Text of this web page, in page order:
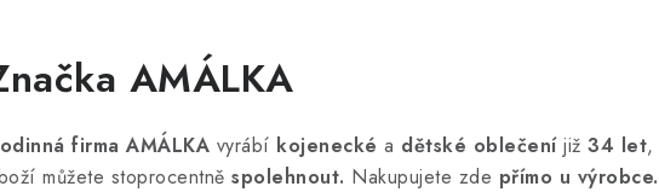
AMÁLKA
firma AMÁLKA vyrábí kojenecké a dětské oblečeníjiž 34 let,
můžete stoprocentně spolehnout. Nakupujete zde přímo u výrobce.